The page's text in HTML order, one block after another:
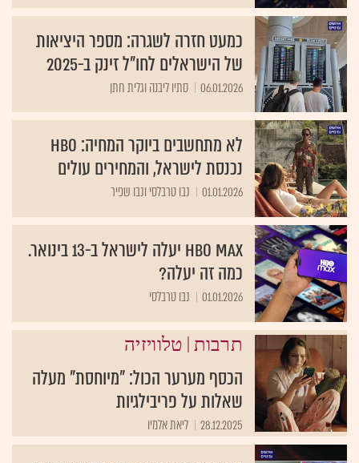
כמעט חזרה לשגרה: מספר היציאות
של הישראלים לחו"ל זינק ב-2025
06.01.2026 סתיו ליבנה וגלית חתן
לא מתחשבים ביוקר המחיה: HBO
נכנסת לישראל, והמחירים עולים
01.01.2026 נבו טרבלסי ונבו שפיר
HBO Max יעלה לישראל ב-13 בינואר.
כמה זה יעלה?
01.01.2026 נבו טרבלסי
תרבות | טלוויזיה
הכסף מערער הכול: "מיוחסת" מעלה
שאלות על פריבילגיות
28.12.2025 ליאת אלמיו